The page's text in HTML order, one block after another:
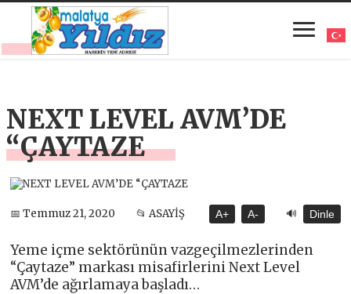
NEXT LEVEL AVM’DE
“ÇAYTAZE
📅 Temmuz 21, 2020 📂 ASAYİŞ A+ A- 🔊 Dinle
Yeme içme sektörünün vazgeçilmezlerinden
“Çaytaze” markası misafirlerini Next Level
AVM’de ağırlamaya başladı…